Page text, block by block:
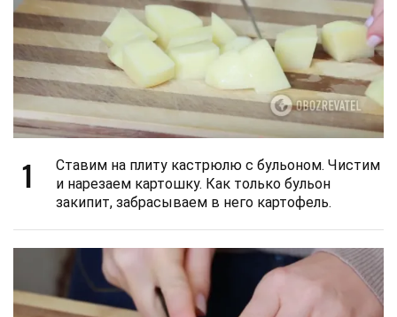
1
Ставим на плиту кастрюлю с бульоном. Чистим
и нарезаем картошку. Как только бульон
закипит, забрасываем в него картофель.